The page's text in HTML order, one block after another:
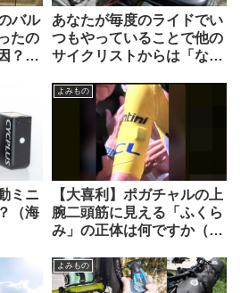
バル
たの
？
あなたが毎度のライドでい
つもやっていることで他の
サイクリストからは「なん
うなことを教えて下さい
【みんな違ってみんない
ミニ
（海
よみもの
【大喜利】ポガチャルの上
腕二頭筋に見える「ふくら
み」の正体は何ですか（海
よみもの